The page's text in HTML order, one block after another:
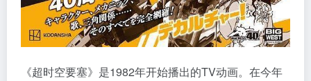
《超时空要塞》是1982年开始播出的TV动画。在今年